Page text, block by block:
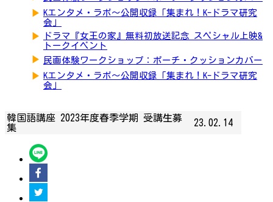
▶ Kエンタメ・ラボ～公開収録「集まれ！K-ドラマ研究
会」
▶
ドラマ『女王の家』無料初放送記念 スペシャル上映&
トークイベント
▶ 民画体験ワークショップ：ポーチ・クッションカバー
▶ Kエンタメ・ラボ～公開収録「集まれ！K-ドラマ研究
会」
韓国語講座 2023年度春季学期 受講生募
集
23.02.14